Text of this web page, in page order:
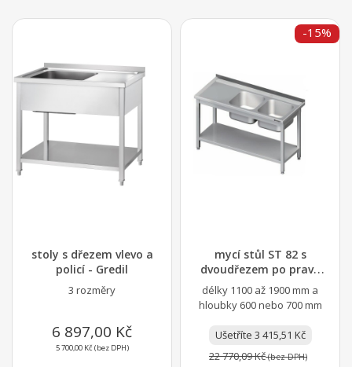
stoly s dřezem vlevo a
policí - Gredil
3 rozměry
6 897,00 Kč
5 700,00 Kč (bez DPH)
mycí stůl ST 82 s
dvoudřezem po pravé
straně a policí
délky 1100 až 1900 mm a
hloubky 600 nebo 700 mm
Ušetříte 3 415,51 Kč
22 770,09 Kč(bez DPH)
-15%